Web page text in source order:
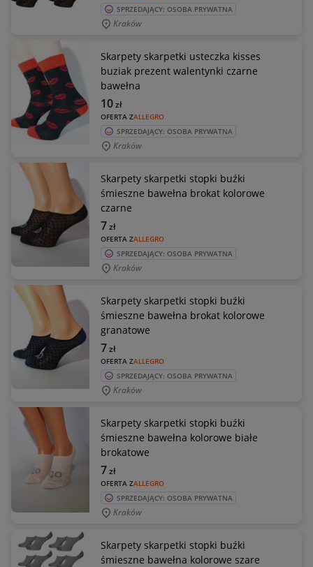
SPRZEDAJĄCY: OSOBA PRYWATNA
Kraków
Skarpety skarpetki usteczka kisses
buziak prezent walentynki czarne
bawełna
OFERTA ZALLEGRO
10zł
SPRZEDAJĄCY: OSOBA PRYWATNA
Kraków
Skarpety skarpetki stopki buźki
śmieszne bawełna brokat kolorowe
czarne
OFERTA ZALLEGRO
7zł
SPRZEDAJĄCY: OSOBA PRYWATNA
Kraków
Skarpety skarpetki stopki buźki
śmieszne bawełna brokat kolorowe
granatowe
OFERTA ZALLEGRO
7zł
SPRZEDAJĄCY: OSOBA PRYWATNA
Kraków
Skarpety skarpetki stopki buźki
śmieszne bawełna kolorowe białe
brokatowe
OFERTA ZALLEGRO
7zł
SPRZEDAJĄCY: OSOBA PRYWATNA
Kraków
Skarpety skarpetki stopki buźki
śmieszne bawełna kolorowe szare